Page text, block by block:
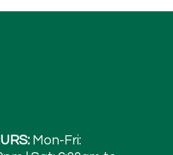
Mon-Fri: